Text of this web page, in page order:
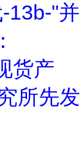
13b-"并
货产
所先发